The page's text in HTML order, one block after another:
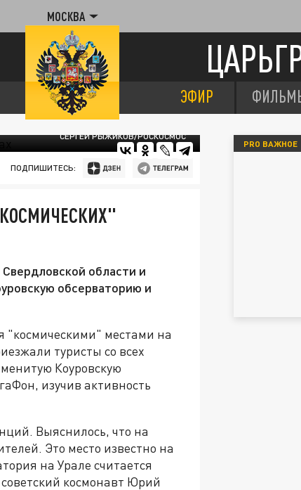
МОСКВА
ЭФИР
СЕРГЕЙ РЫЖИКОВ/РОСКОСМОС
ПОДПИШИТЕСЬ:
области и
обсерваторию и
"космическими" местами на
туристы со всех
Коуровскую
изучив активность
Выяснилось, что на
Это место известно на
на Урале считается
космонавт Юрий
PRO ВАЖНОЕ